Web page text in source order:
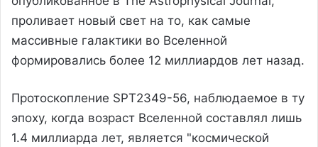
проливает новый свет на то, как самые
массивные галактики во Вселенной
формировались более 12 миллиардов лет назад.
Протоскопление SPT2349-56, наблюдаемое в ту
эпоху, когда возраст Вселенной составлял лишь
1.4 миллиарда лет, является "космической